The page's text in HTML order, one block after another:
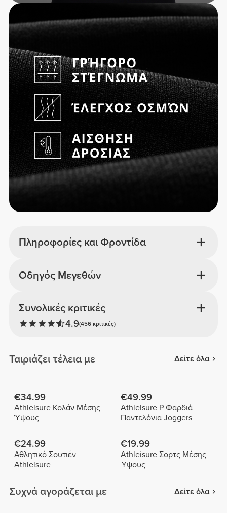
Πληροφορίες και Φροντίδα
Συνολικές κριτικές
4.9(456 κριτικές)
Οδηγός Μεγεθών
Ταιριάζει τέλεια με Δείτε όλα
€34.99
Athleisure Κολάν Μέσης
Ύψους
€49.99
Athleisure P Φαρδιά
Παντελόνια Joggers
€24.99
Αθλητικό Σουτιέν
Athleisure
€19.99
Athleisure Σορτς Μέσης
Ύψους
Συχνά αγοράζεται με Δείτε όλα